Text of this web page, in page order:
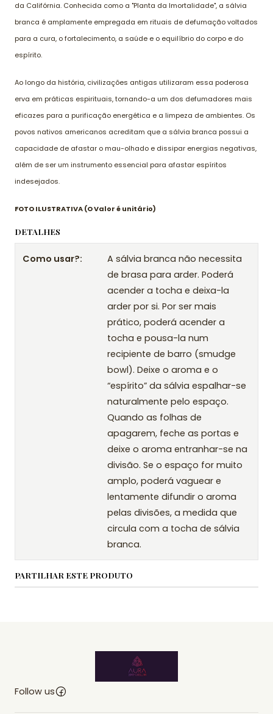
da Califórnia. Conhecida como a "Planta da Imortalidade", a sálvia
branca é amplamente empregada em rituais de defumação voltados
para a cura, o fortalecimento, a saúde e o equilíbrio do corpo e do
espírito.
Ao longo da história, civilizações antigas utilizaram essa poderosa
erva em práticas espirituais, tornando-a um dos defumadores mais
eficazes para a purificação energética e a limpeza de ambientes. Os
povos nativos americanos acreditam que a sálvia branca possui a
capacidade de afastar o mau-olhado e dissipar energias negativas,
além de ser um instrumento essencial para afastar espíritos
indesejados.
FOTO ILUSTRATIVA (O Valor é unitário)
DETALHES
Como usar?:
A sálvia branca não necessita
de brasa para arder. Poderá
acender a tocha e deixa-la
arder por si. Por ser mais
prático, poderá acender a
tocha e pousa-la num
recipiente de barro (smudge
bowl). Deixe o aroma e o
“espírito” da sálvia espalhar-se
naturalmente pelo espaço.
Quando as folhas de
apagarem, feche as portas e
deixe o aroma entranhar-se na
divisão. Se o espaço for muito
amplo, poderá vaguear e
lentamente difundir o aroma
pelas divisões, a medida que
circula com a tocha de sálvia
branca.
PARTILHAR ESTE PRODUTO
Follow us